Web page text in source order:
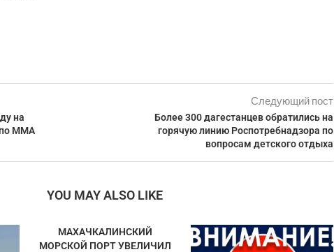
на
ММА
Следующий пост
Более 300 дагестанцев обратились на
горячую линию Роспотребнадзора по
вопросам детского отдыха
YOU MAY ALSO LIKE
МАХАЧКАЛИНСКИЙ
МОРСКОЙ ПОРТ УВЕЛИЧИЛ